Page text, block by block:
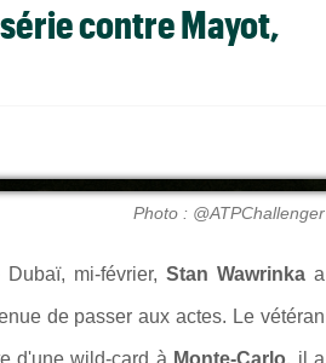
contre Mayot,
Photo : @ATPChallenger
mi-février, Stan Wawrinkaa
de passer aux actes. Le vétéran
d'une wild-card à Monte-Carlo, il a